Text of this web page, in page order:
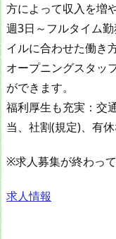
方によって収入を増
週3日～フルタイム
イルに合わせた働き
オープニングスタッ
ができます。
福利厚生も充実：交
当、社割(規定)、有
※求人募集が終わっ
求人情報